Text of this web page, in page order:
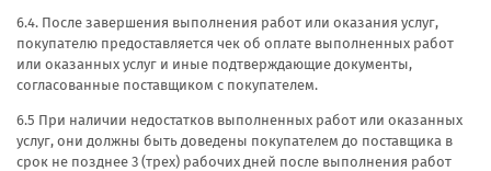
6.4. После завершения выполнения работ или оказания услуг,
покупателю предоставляется чек об оплате выполненных работ
или оказанных услуг и иные подтверждающие документы,
согласованные поставщиком с покупателем.
6.5 При наличии недостатков выполненных работ или оказанных
услуг, они должны быть доведены покупателем до поставщика в
срок не позднее 3 (трех) рабочих дней после выполнения работ